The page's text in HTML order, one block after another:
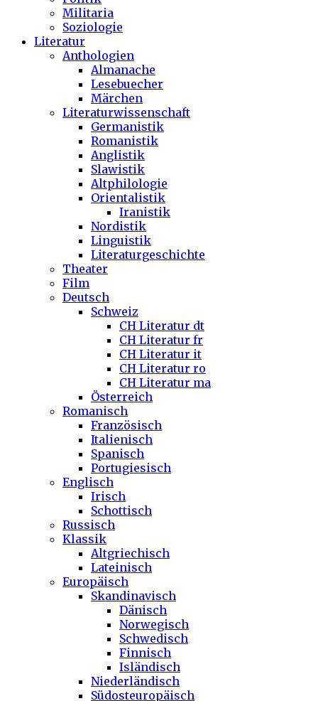
Militaria
Soziologie
Literatur
Anthologien
Almanache
Lesebuecher
Märchen
Literaturwissenschaft
Germanistik
Romanistik
Anglistik
Slawistik
Altphilologie
Orientalistik
Iranistik
Nordistik
Linguistik
Literaturgeschichte
Theater
Film
Deutsch
Schweiz
CH Literatur dt
CH Literatur fr
CH Literatur it
CH Literatur ro
CH Literatur ma
Österreich
Romanisch
Französisch
Italienisch
Spanisch
Portugiesisch
Englisch
Irisch
Schottisch
Russisch
Klassik
Altgriechisch
Lateinisch
Europäisch
Skandinavisch
Dänisch
Norwegisch
Schwedisch
Finnisch
Isländisch
Niederländisch
Südosteuropäisch